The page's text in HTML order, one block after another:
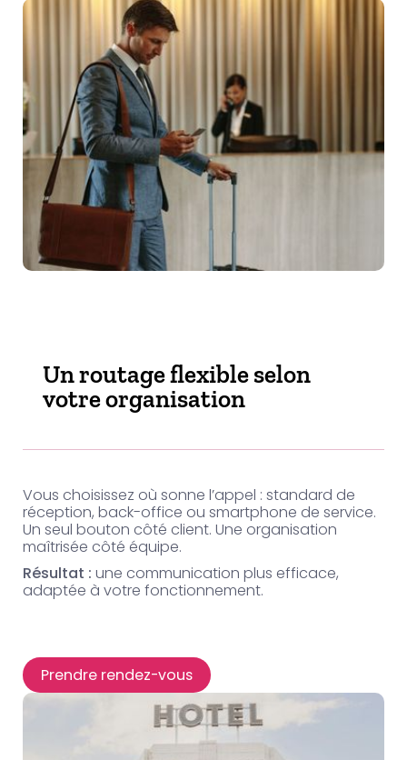
Un routage flexible selon
votre organisation
Vous choisissez où sonne l’appel : standard de
réception, back-office ou smartphone de service.
Un seul bouton côté client. Une organisation
maîtrisée côté équipe.
Résultat : une communication plus efficace,
adaptée à votre fonctionnement.
Prendre rendez-vous